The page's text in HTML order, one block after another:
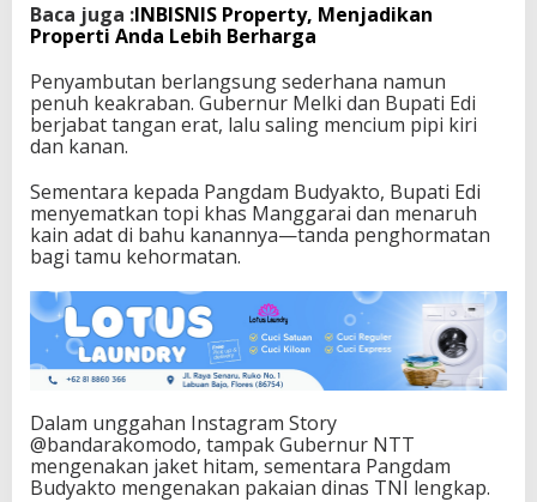
Baca juga :INBISNIS Property, Menjadikan
Properti Anda Lebih Berharga
Penyambutan berlangsung sederhana namun
penuh keakraban. Gubernur Melki dan Bupati Edi
berjabat tangan erat, lalu saling mencium pipi kiri
dan kanan.
Sementara kepada Pangdam Budyakto, Bupati Edi
menyematkan topi khas Manggarai dan menaruh
kain adat di bahu kanannya—tanda penghormatan
bagi tamu kehormatan.
Dalam unggahan Instagram Story
@bandarakomodo, tampak Gubernur NTT
mengenakan jaket hitam, sementara Pangdam
Budyakto mengenakan pakaian dinas TNI lengkap.